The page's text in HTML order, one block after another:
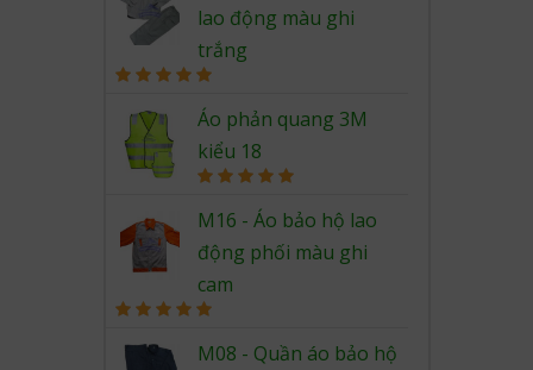
lao động màu ghi
trắng
out of 5
Áo phản quang 3M
kiểu 18
out of 5
M16 - Áo bảo hộ lao
động phối màu ghi
cam
out of 5
M08 - Quần áo bảo hộ